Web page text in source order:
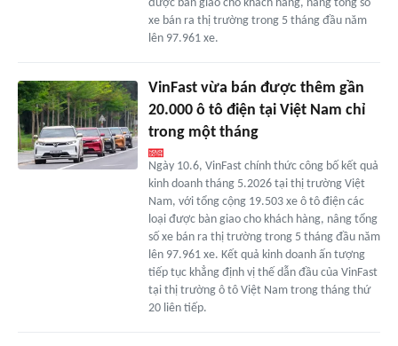
được bàn giao cho khách hàng, nâng tổng số
xe bán ra thị trường trong 5 tháng đầu năm
lên 97.961 xe.
VinFast vừa bán được thêm gần
20.000 ô tô điện tại Việt Nam chỉ
trong một tháng
Ngày 10.6, VinFast chính thức công bố kết quả
kinh doanh tháng 5.2026 tại thị trường Việt
Nam, với tổng cộng 19.503 xe ô tô điện các
loại được bàn giao cho khách hàng, nâng tổng
số xe bán ra thị trường trong 5 tháng đầu năm
lên 97.961 xe. Kết quả kinh doanh ấn tượng
tiếp tục khẳng định vị thế dẫn đầu của VinFast
tại thị trường ô tô Việt Nam trong tháng thứ
20 liên tiếp.